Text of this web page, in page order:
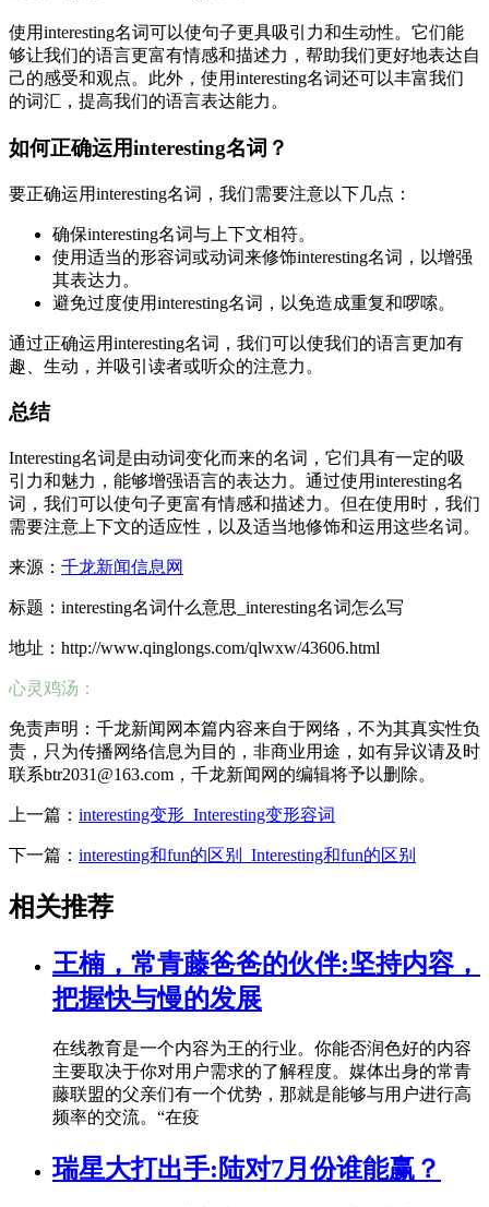
使用interesting名词可以使句子更具吸引力和生动性。它们能
够让我们的语言更富有情感和描述力，帮助我们更好地表达自
己的感受和观点。此外，使用interesting名词还可以丰富我们
的词汇，提高我们的语言表达能力。
如何正确运用interesting名词？
要正确运用interesting名词，我们需要注意以下几点：
确保interesting名词与上下文相符。
使用适当的形容词或动词来修饰interesting名词，以增强
其表达力。
避免过度使用interesting名词，以免造成重复和啰嗦。
通过正确运用interesting名词，我们可以使我们的语言更加有
趣、生动，并吸引读者或听众的注意力。
总结
Interesting名词是由动词变化而来的名词，它们具有一定的吸
引力和魅力，能够增强语言的表达力。通过使用interesting名
词，我们可以使句子更富有情感和描述力。但在使用时，我们
需要注意上下文的适应性，以及适当地修饰和运用这些名词。
来源： 千龙新闻信息网
标题：interesting名词什么意思_interesting名词怎么写
地址：http://www.qinglongs.com/qlwxw/43606.html
心灵鸡汤：
免责声明：千龙新闻网本篇内容来自于网络，不为其真实性负
责，只为传播网络信息为目的，非商业用途，如有异议请及时
联系btr2031@163.com，千龙新闻网的编辑将予以删除。
上一篇： interesting变形_Interesting变形容词
下一篇： interesting和fun的区别_Interesting和fun的区别
相关推荐
王楠，常青藤爸爸的伙伴:坚持内容，
把握快与慢的发展
在线教育是一个内容为王的行业。你能否润色好的内容
主要取决于你对用户需求的了解程度。媒体出身的常青
藤联盟的父亲们有一个优势，那就是能够与用户进行高
频率的交流。“在疫
瑞星大打出手:陆对7月份谁能赢？